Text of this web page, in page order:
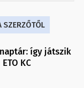
SZERZŐTŐL
így játszik
KC